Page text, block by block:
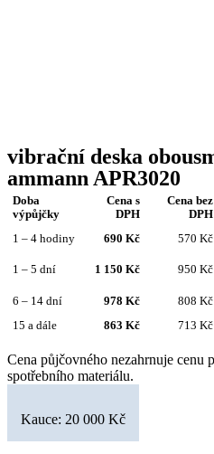
vibrační deska
ammann APR3020
Doba
výpůjčky
Cena s
DPH
Cena bez
DPH
1 – 4 hodiny 690 Kč 570 Kč
1 – 5 dní 1 150 Kč 950 Kč
6 – 14 dní
978 Kč 808 Kč
15 a dále
863 Kč 713 Kč
Cena půjčovného nezahrnuje cenu
spotřebního materiálu.
Kauce: 20 000 Kč